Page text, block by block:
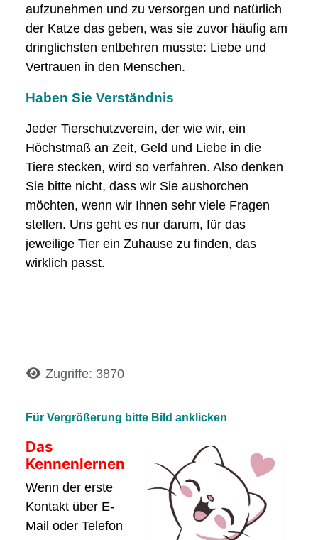
aufzunehmen und zu versorgen und natürlich
der Katze das geben, was sie zuvor häufig am
dringlichsten entbehren musste: Liebe und
Vertrauen in den Menschen.
Haben Sie Verständnis
Jeder Tierschutzverein, der wie wir, ein
Höchstmaß an Zeit, Geld und Liebe in die
Tiere stecken, wird so verfahren. Also denken
Sie bitte nicht, dass wir Sie aushorchen
möchten, wenn wir Ihnen sehr viele Fragen
stellen. Uns geht es nur darum, für das
jeweilige Tier ein Zuhause zu finden, das
wirklich passt.
DetailsZugriffe: 3870
Für Vergrößerung bitte Bild anklicken
Das
Kennenlernen
Wenn der erste
Kontakt über E-
Mail oder Telefon